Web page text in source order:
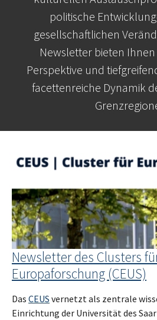
politische
gesellschaftlichen
Newsletter bieten Ihnen
Perspektive und
facettenreiche Dynamik
Newsletter des Clusters
Europaforschung (CEUS)
Das CEUS vernetzt als zentrale
Einrichtung der Universität des